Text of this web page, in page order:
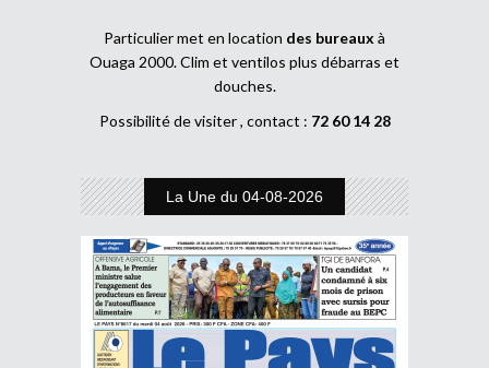
Particulier met en location des bureaux à
Ouaga 2000. Clim et ventilos plus débarras et
douches.
Possibilité de visiter , contact : 72 60 14 28
La Une du 04-08-2026